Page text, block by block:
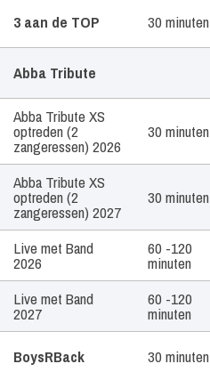
Boekingsvorm
3 aan de TOP 30 minuten
Abba Tribute
Abba Tribute XS
optreden (2
zangeressen) 2026
30 minuten
Abba Tribute XS
optreden (2
zangeressen) 2027
30 minuten
Live met Band
2026
60 -120
minuten
Live met Band
2027
60 -120
minuten
BoysRBack 30 minuten